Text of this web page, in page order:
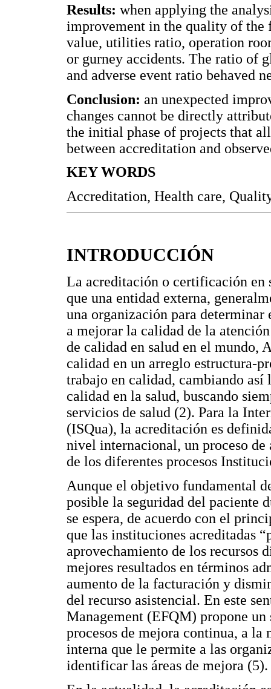
Results: when applying the
improvement in the quality of the
value, utilities ratio, operation
or gurney accidents. The ratio of
and adverse event ratio behaved
Conclusion: an unexpected
changes cannot be directly
the initial phase of projects that
between accreditation and
KEY WORDS
Accreditation, Health care,
INTRODUCCIÓN
La acreditación o certificación en
que una entidad externa,
una organización para
a mejorar la calidad de la
de calidad en salud en el mundo,
calidad en un arreglo estructura-
trabajo en calidad, cambiando así
calidad en la salud, buscando
servicios de salud (2). Para la
(ISQua), la acreditación es
nivel internacional, un proceso
de los diferentes procesos
Aunque el objetivo fundamental
posible la seguridad del paciente
se espera, de acuerdo con el
que las instituciones acreditadas
aprovechamiento de los recursos
mejores resultados en términos
aumento de la facturación y
del recurso asistencial. En este
Management (EFQM) propone un
procesos de mejora continua, a
interna que le permite a las
identificar las áreas de mejora (5).